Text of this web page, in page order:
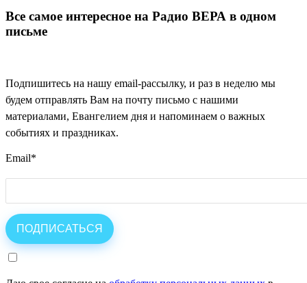
Все самое интересное на Радио ВЕРА в одном
письме
Подпишитесь на нашу email-рассылку, и раз в неделю мы
будем отправлять Вам на почту письмо с нашими
материалами, Евангелием дня и напоминаем о важных
событиях и праздниках.
Email*